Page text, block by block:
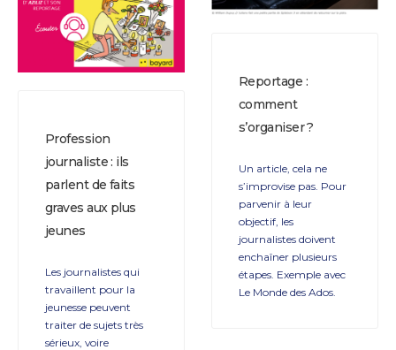
Reportage :
comment
s’organiser ?
Un article, cela ne
s’improvise pas. Pour
parvenir à leur
objectif, les
journalistes doivent
enchaîner plusieurs
étapes. Exemple avec
Le Monde des Ados.
Profession
journaliste : ils
parlent de faits
graves aux plus
jeunes
Les journalistes qui
travaillent pour la
jeunesse peuvent
traiter de sujets très
sérieux, voire